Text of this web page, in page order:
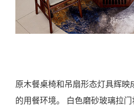
原木餐桌椅和吊扇形态灯具辉
的用餐环境。 白色磨砂玻璃拉